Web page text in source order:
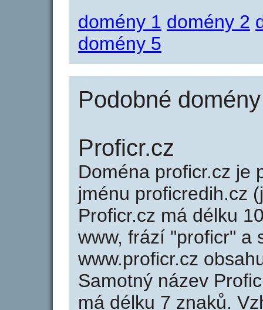
domény 1 domény 2
domény 5
Podobné
Proficr.cz
Doména proficr.cz je
jménu proficredih.cz
Proficr.cz má délku
www, frází "proficr" a
www.proficr.cz
Samotný název
má délku 7 znaků.